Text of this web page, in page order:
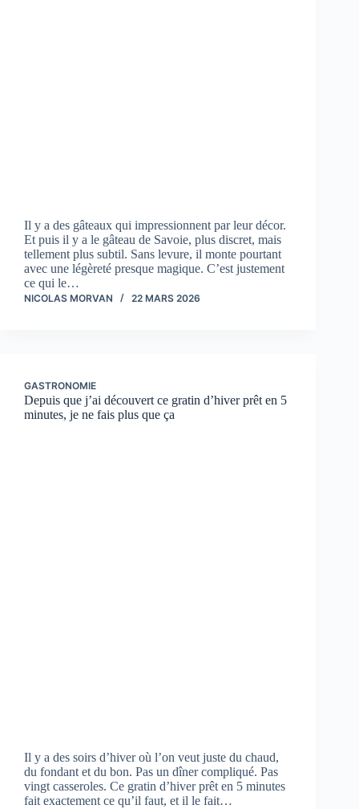
Il y a des gâteaux qui impressionnent par leur décor.
Et puis il y a le gâteau de Savoie, plus discret, mais
tellement plus subtil. Sans levure, il monte pourtant
avec une légèreté presque magique. C’est justement
ce qui le…
NICOLAS MORVAN 22 MARS 2026
GASTRONOMIE
Depuis que j’ai découvert ce gratin d’hiver prêt en 5
minutes, je ne fais plus que ça
Il y a des soirs d’hiver où l’on veut juste du chaud,
du fondant et du bon. Pas un dîner compliqué. Pas
vingt casseroles. Ce gratin d’hiver prêt en 5 minutes
fait exactement ce qu’il faut, et il le fait…